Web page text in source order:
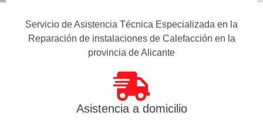
Servicio de Asistencia Técnica Especializada en la
Reparación de instalaciones de Calefacción en la
provincia de Alicante
Asistencia a domicilio